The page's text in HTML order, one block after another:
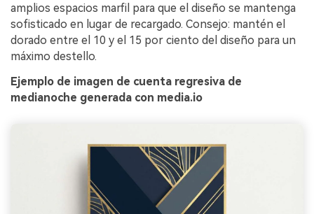
amplios espacios marfil para que el diseño se mantenga
sofisticado en lugar de recargado. Consejo: mantén el
dorado entre el 10 y el 15 por ciento del diseño para un
máximo destello.
Ejemplo de imagen de cuenta regresiva de
medianoche generada con media.io